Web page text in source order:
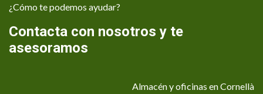
¿Cómo te podemos ayudar?
Contacta con nosotros y te
asesoramos
Almacén y oficinas en Cornellà